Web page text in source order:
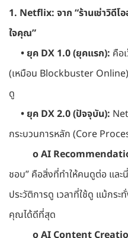
1. Netflix: จาก “ร้านเช่าวิดีโ
ใจคุณ”
• ยุค DX 1.0 (ยุคแรก): คือ
(เหมือน Blockbuster
ดู
• ยุค DX 2.0 (ปัจจุบัน):
กระบวนการหลัก (Core
o AI
ชอบ” คือสิ่งที่ทำให้คนดูต่อ และ
ประวัติการดู เวลาที่ใช้ดู แม้ก
คุณได้ดีที่สุด
o AI Content